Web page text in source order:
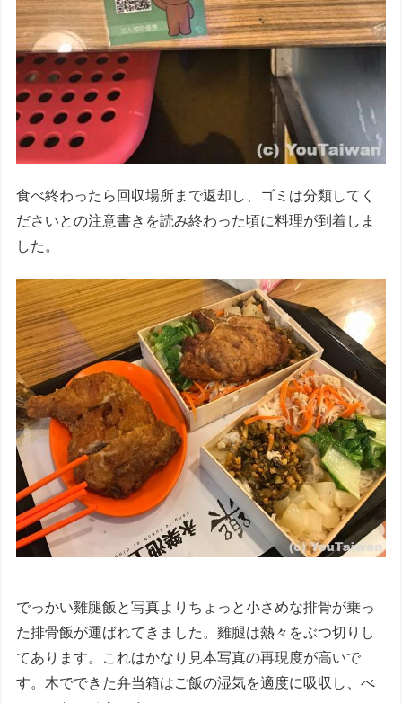
食べ終わったら回収場所まで返却し、ゴミは分類してく
ださいとの注意書きを読み終わった頃に料理が到着しま
した。
でっかい雞腿飯と写真よりちょっと小さめな排骨が乗っ
た排骨飯が運ばれてきました。雞腿は熱々をぶつ切りし
てあります。これはかなり見本写真の再現度が高いで
す。木でできた弁当箱はご飯の湿気を適度に吸収し、べ